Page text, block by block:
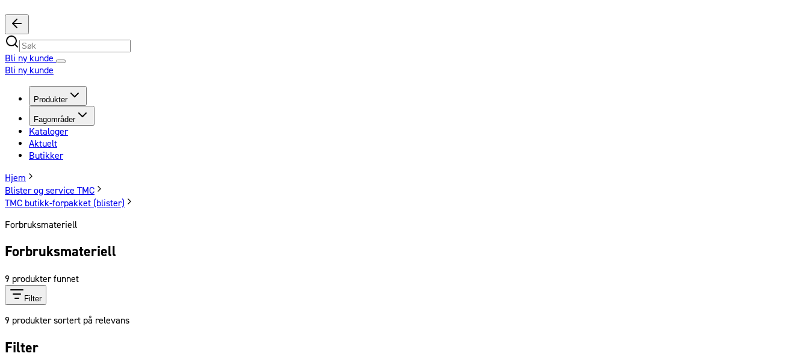
Bli ny kunde
Bli ny kunde
Produkter
Fagområder
Kataloger
Aktuelt
Butikker
Hjem
Blister og service TMC
TMC butikk-forpakket (blister)
Forbruksmateriell
Forbruksmateriell
9 produkter funnet
Filter
9 produkter sortert på relevans
Filter